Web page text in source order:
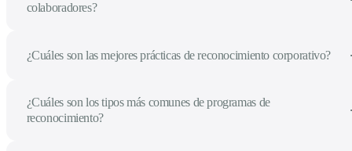
colaboradores?
¿Cuáles son las mejores prácticas de reconocimiento corporativo?
¿Cuáles son los tipos más comunes de programas de
reconocimiento?